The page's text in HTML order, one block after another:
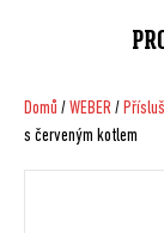
Domů /WEBER/
s červeným kotlem